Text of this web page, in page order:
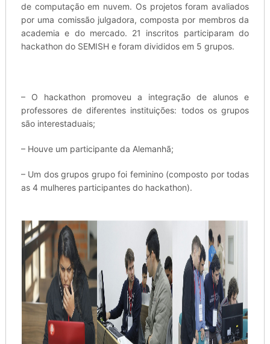
de computação em nuvem. Os projetos foram avaliados
por uma comissão julgadora, composta por membros da
academia e do mercado. 21 inscritos participaram do
hackathon do SEMISH e foram divididos em 5 grupos.
– O hackathon promoveu a integração de alunos e
professores de diferentes instituições: todos os grupos
são interestaduais;
– Houve um participante da Alemanhã;
– Um dos grupos grupo foi feminino (composto por todas
as 4 mulheres participantes do hackathon).